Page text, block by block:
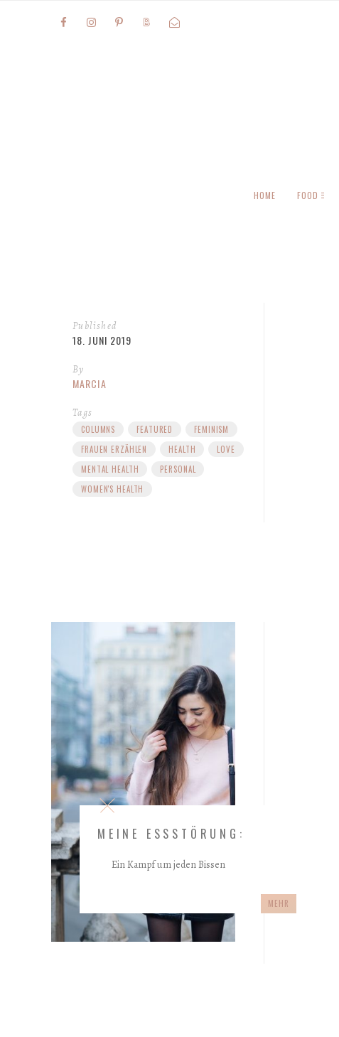
HOME FOOD
Published
18. JUNI 2019
By
MARCIA
Tags
COLUMNS FEATURED
FEMINISM
FRAUEN ERZÄHLEN
HEALTH
LOVE
MENTAL HEALTH
PERSONAL
WOMEN'S HEALTH
MEINE ESSSTÖRUNG:
Ein Kampf um jeden Bissen
MEHR